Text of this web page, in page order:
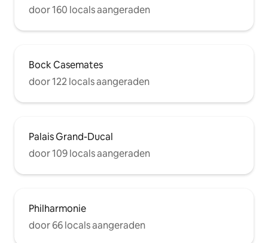
door 160 locals aangeraden
Bock Casemates
door 122 locals aangeraden
Palais Grand-Ducal
door 109 locals aangeraden
Philharmonie
door 66 locals aangeraden